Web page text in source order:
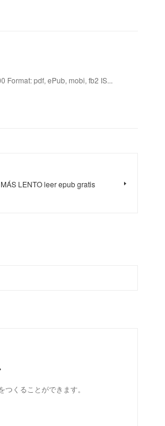
Format: pdf, ePub, mobi, fb2 IS...
LENTO leer epub gratis
くることができます。